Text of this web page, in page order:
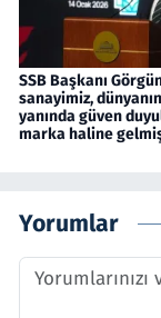
SSB Başkanı
sanayimiz,
yanında güven
marka haline
Yorumlar